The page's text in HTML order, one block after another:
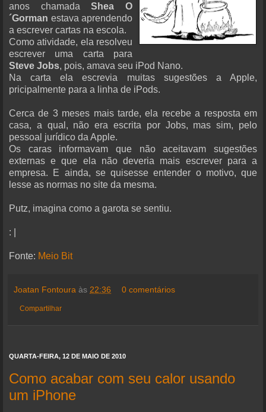
anos chamadaShea O
´Gorman estava aprendendo
a escrever cartas na escola.
Como atividade, ela resolveu
escrever uma carta para
Steve Jobs, pois, amava seu iPod Nano.
Na carta ela escrevia muitas sugestões a Apple,
pricipalmente para a linha de iPods.
Cerca de 3 meses mais tarde, ela recebe a resposta em
casa, a qual, não era escrita por Jobs, mas sim, pelo
pessoal jurídico da Apple.
Os caras informavam que não aceitavam sugestões
externas e que ela não deveria mais escrever para a
empresa. E ainda, se quisesse entender o motivo, que
lesse as normas no site da mesma.
Putz, imagina como a garota se sentiu.
: |
Fonte: Meio Bit
Joatan Fontoura às 22:36 0 comentários
Compartilhar
QUARTA-FEIRA, 12 DE MAIO DE 2010
Como acabar com seu calor usando
um iPhone